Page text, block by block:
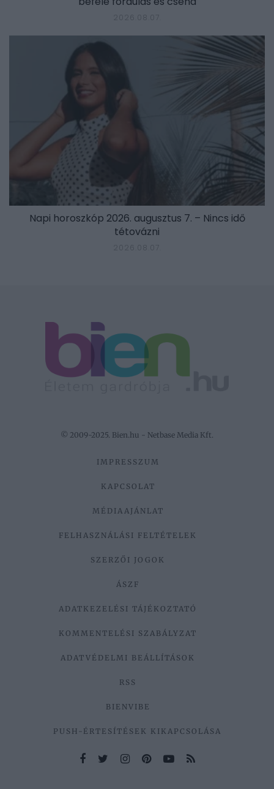
2026.08.07.
Napi horoszkóp 2026. augusztus 7. – Nincs idő
tétovázni
2026.08.07.
© 2009-2025. Bien.hu - Netbase Media Kft.
IMPRESSZUM
KAPCSOLAT
MÉDIAAJÁNLAT
FELHASZNÁLÁSI FELTÉTELEK
SZERZŐI JOGOK
ÁSZF
ADATKEZELÉSI TÁJÉKOZTATÓ
KOMMENTELÉSI SZABÁLYZAT
ADATVÉDELMI BEÁLLÍTÁSOK
RSS
BIENVIBE
PUSH-ÉRTESÍTÉSEK KIKAPCSOLÁSA